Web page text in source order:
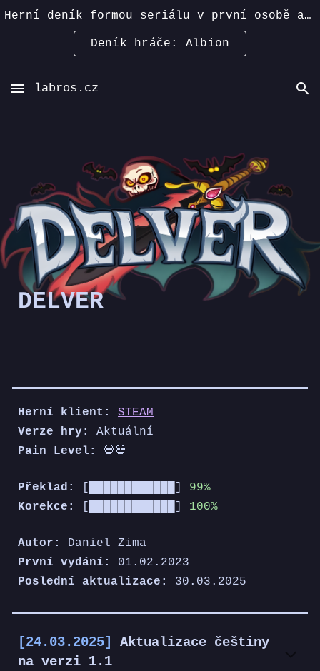
Herní deník formou seriálu v první osobě a přítomném čase, s důrazem na průzkum a humor >>
Deník hráče: Albion
labros.cz
DELVER
Herní klient:STEAM
Verze hry:Aktuální
Pain Level:
💀💀
Překlad:
99%
Korekce:
100%
Autor: Daniel Zima
První vydání: 01 .02 .2023
Poslední aktualizace: 30 .03 .2025
[24.03.2025]
Aktualizace češtiny
na verzi 1.1